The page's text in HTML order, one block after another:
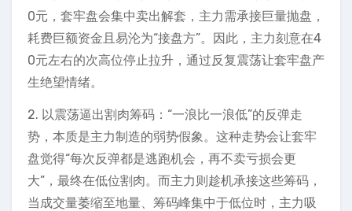
0元，套牢盘会集中卖出解套，主力需承接巨量抛盘，
耗费巨额资金且易沦为“接盘方”。因此，主力刻意在4
0元左右的次高位停止拉升，通过反复震荡让套牢盘产
生绝望情绪。
2. 以震荡逼出割肉筹码：“一浪比一浪低”的反弹走
势，本质是主力制造的弱势假象。这种走势会让套牢
盘觉得“每次反弹都是逃跑机会，再不卖亏损会更
大”，最终在低位割肉。而主力则趁机承接这些筹码，
当成交量萎缩至地量、筹码峰集中于低位时，主力吸